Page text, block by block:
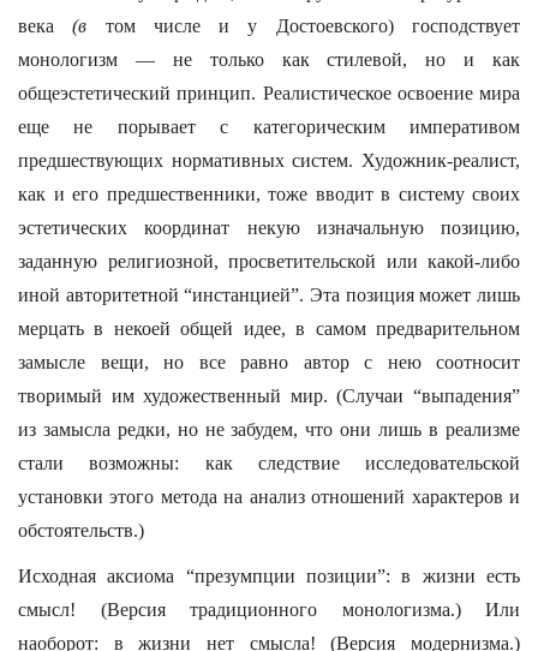
века(в том числе и у Достоевского) господствует
монологизм — не только как стилевой, но и как
общеэстетический принцип. Реалистическое освоение мира
еще не порывает с категорическим императивом
предшествующих нормативных систем. Художник-реалист,
как и его предшественники, тоже вводит в систему своих
эстетических координат некую изначальную позицию,
заданную религиозной, просветительской или какой-либо
иной авторитетной “инстанцией”. Эта позиция может лишь
мерцать в некоей общей идее, в самом предварительном
замысле вещи, но все равно автор с нею соотносит
творимый им художественный мир. (Случаи “выпадения”
из замысла редки, но не забудем, что они лишь в реализме
стали возможны: как следствие исследовательской
установки этого метода на анализ отношений характеров и
обстоятельств.)
Исходная аксиома “презумпции позиции”: в жизни есть
смысл! (Версия традиционного монологизма.) Или
наоборот: в жизни нет смысла! (Версия модернизма.)